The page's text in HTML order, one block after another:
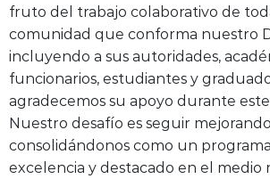
fruto del trabajo colaborativo de
comunidad que conforma nuestro
incluyendo a sus autoridades,
funcionarios, estudiantes y
agradecemos su apoyo durante
Nuestro desafío es seguir
consolidándonos como un
excelencia y destacado en el medio